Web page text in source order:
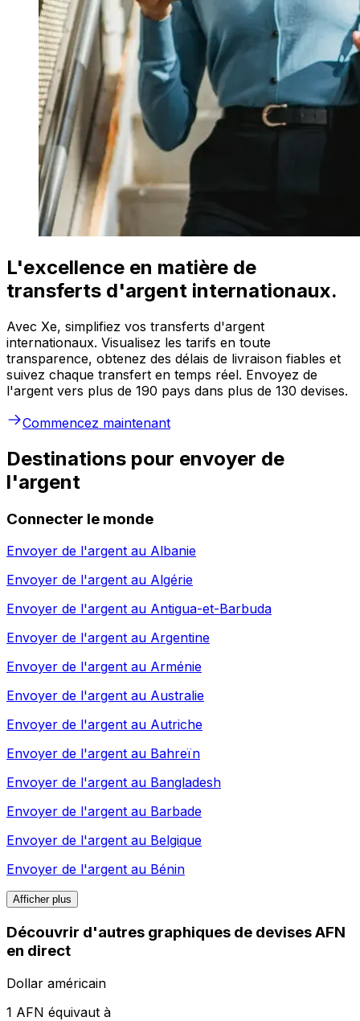
L'excellence en matière de
transferts d'argent internationaux.
Avec Xe, simplifiez vos transferts d'argent
internationaux. Visualisez les tarifs en toute
transparence, obtenez des délais de livraison fiables et
suivez chaque transfert en temps réel. Envoyez de
l'argent vers plus de 190 pays dans plus de 130 devises.
Commencez maintenant
Destinations pour envoyer de
l'argent
Connecter le monde
Envoyer de l'argent au Albanie
Envoyer de l'argent au Algérie
Envoyer de l'argent au Antigua-et-Barbuda
Envoyer de l'argent au Argentine
Envoyer de l'argent au Arménie
Envoyer de l'argent au Australie
Envoyer de l'argent au Autriche
Envoyer de l'argent au Bahreïn
Envoyer de l'argent au Bangladesh
Envoyer de l'argent au Barbade
Envoyer de l'argent au Belgique
Envoyer de l'argent au Bénin
Afficher plus
Découvrir d'autres graphiques de devises AFN
en direct
Dollar américain
1 AFN équivaut à